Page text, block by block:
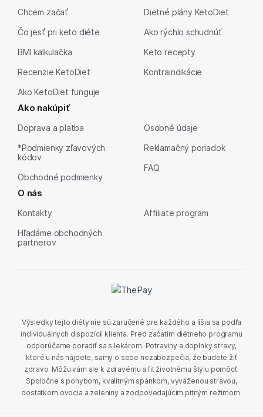
Chcem začať
Čo jesť pri keto diéte
BMI kalkulačka
Recenzie KetoDiet
Ako KetoDiet funguje
Dietné plány KetoDiet
Ako rýchlo schudnúť
Keto recepty
Kontraindikácie
Ako nakúpiť
Doprava a platba
*Podmienky zľavových
kódov
Obchodné podmienky
Osobné údaje
Reklamačný poriadok
FAQ
O nás
Kontakty
Hľadáme obchodných
partnerov
Affiliate program
Výsledky tejto diéty nie sú zaručené pre každého a líšia sa podľa
individuálnych dispozícií klienta. Pred začatím diétneho programu
odporúčame poradiť sa s lekárom. Potraviny a doplnky stravy,
ktoré u nás nájdete, samy o sebe nezabezpečia, že budete žiť
zdravo. Môžu vám ale k zdravému a fit životnému štýlu pomôcť.
Spoločne s pohybom, kvalitným spánkom, vyváženou stravou,
dostatkom ovocia a zeleniny a zodpovedajúcim pitným režimom.